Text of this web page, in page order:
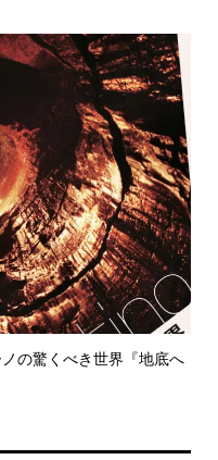
の驚くべき世界『地底へ